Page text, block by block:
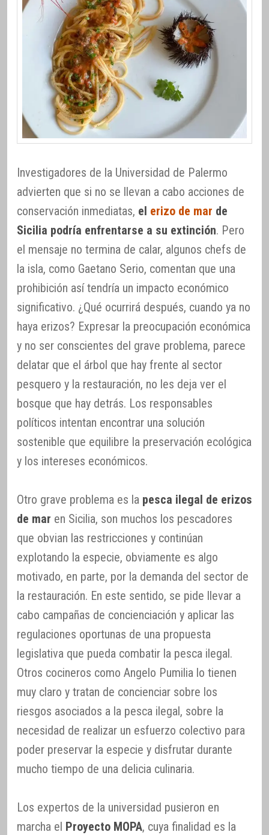
Investigadores de la Universidad de Palermo
advierten que si no se llevan a cabo acciones de
conservación inmediatas, el erizo de mar de
Sicilia podría enfrentarse a su extinción. Pero
el mensaje no termina de calar, algunos chefs de
la isla, como Gaetano Serio, comentan que una
prohibición así tendría un impacto económico
significativo. ¿Qué ocurrirá después, cuando ya no
haya erizos? Expresar la preocupación económica
y no ser conscientes del grave problema, parece
delatar que el árbol que hay frente al sector
pesquero y la restauración, no les deja ver el
bosque que hay detrás. Los responsables
políticos intentan encontrar una solución
sostenible que equilibre la preservación ecológica
y los intereses económicos.
Otro grave problema es la pesca ilegal de erizos
de mar en Sicilia, son muchos los pescadores
que obvian las restricciones y continúan
explotando la especie, obviamente es algo
motivado, en parte, por la demanda del sector de
la restauración. En este sentido, se pide llevar a
cabo campañas de concienciación y aplicar las
regulaciones oportunas de una propuesta
legislativa que pueda combatir la pesca ilegal.
Otros cocineros como Angelo Pumilia lo tienen
muy claro y tratan de concienciar sobre los
riesgos asociados a la pesca ilegal, sobre la
necesidad de realizar un esfuerzo colectivo para
poder preservar la especie y disfrutar durante
mucho tiempo de una delicia culinaria.
Los expertos de la universidad pusieron en
marcha el Proyecto MOPA, cuya finalidad es la